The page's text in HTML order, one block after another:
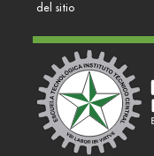
del sitio